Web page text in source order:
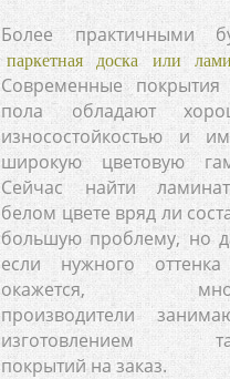
Более практичными
паркетная доска или
Современные покрытия
пола обладают
износостойкостью и
широкую цветовую
Сейчас найти
белом цвете вряд ли
большую проблему, но
если нужного
окажется,
производители
изготовлением
покрытий на заказ.